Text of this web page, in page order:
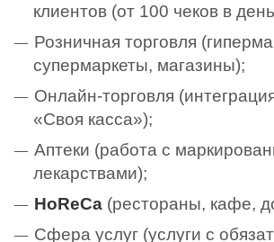
клиентов (от 100 чеков в
Розничная торговля
супермаркеты, магазины);
Онлайн-торговля
«Своя касса»);
Аптеки (работа с
лекарствами);
HoReCa (рестораны, кафе,
Сфера услуг (услуги с